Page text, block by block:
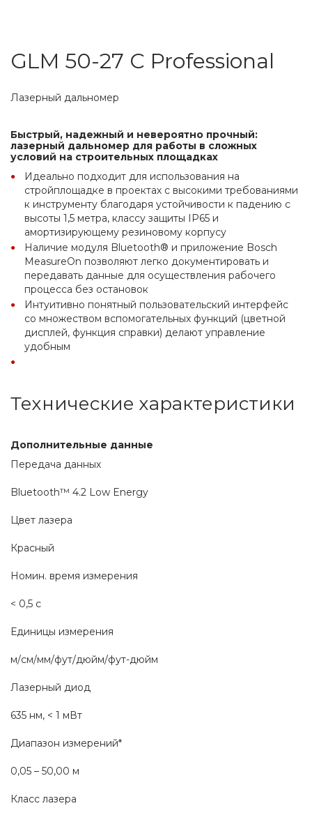
GLM 50-27 C Professional
Лазерный дальномер
Быстрый, надежный и невероятно прочный:
лазерный дальномер для работы в сложных
условий на строительных площадках
Идеально подходит для использования на
стройплощадке в проектах с высокими требованиями
к инструменту благодаря устойчивости к падению с
высоты 1,5 метра, классу защиты IP65 и
амортизирующему резиновому корпусу
Наличие модуля Bluetooth® и приложение Bosch
MeasureOn позволяют легко документировать и
передавать данные для осуществления рабочего
процесса без остановок
Интуитивно понятный пользовательский интерфейс
со множеством вспомогательных функций (цветной
дисплей, функция справки) делают управление
удобным
Технические характеристики
Дополнительные данные
Передача данных
Bluetooth™ 4.2 Low Energy
Цвет лазера
Красный
Номин. время измерения
< 0,5 с
Единицы измерения
м/см/мм/фут/дюйм/фут-дюйм
Лазерный диод
635 нм, < 1 мВт
Диапазон измерений*
0,05 – 50,00 м
Класс лазера